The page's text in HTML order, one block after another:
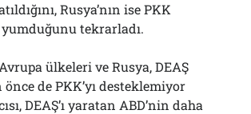
Rusya’nın ise PKK
yumduğunu tekrarladı.
ülkeleri ve Rusya, DEAŞ
de PKK’yı desteklemiyor
DEAŞ’ı yaratan ABD’nin daha